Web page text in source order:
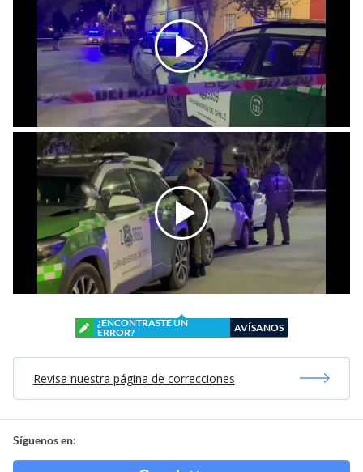
¿ENCONTRASTE UN
ERROR?
AVÍSANOS
Revisa nuestra página de correcciones
Síguenos en: